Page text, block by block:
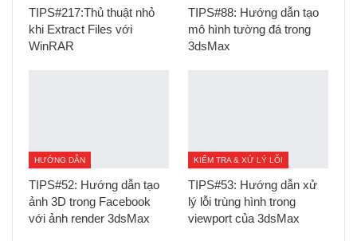
TIPS#217:Thủ thuật nhỏ
khi Extract Files với
WinRAR
TIPS#88: Hướng dẫn tạo
mô hình tường đá trong
3dsMax
HƯỚNG DẪN
TIPS#52: Hướng dẫn tạo
ảnh 3D trong Facebook
với ảnh render 3dsMax
KIỂM TRA & XỬ LÝ LỖI
TIPS#53: Hướng dẫn xử
lý lỗi trùng hình trong
viewport của 3dsMax